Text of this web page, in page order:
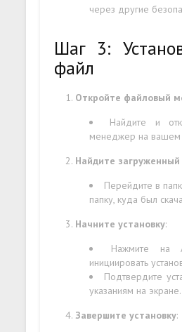
через другие
Шаг 3:
файл
Откройте файловый
Найдите и
менеджер на вашем
Найдите загруженный
Перейдите в
папку, куда был
Начните установку:
Нажмите на
инициировать
Подтвердите
указаниям на экране.
Завершите установку: